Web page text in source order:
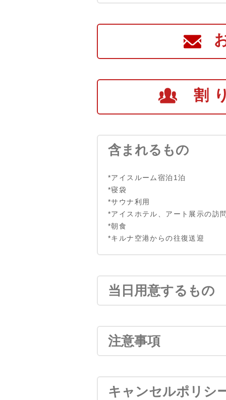
割
含まれるもの
*アイスルーム宿泊1泊
*寝袋
*サウナ利用
*アイスホテル、アート展示の訪
*朝食
*キルナ空港からの往復送迎
当日用意するもの
注意事項
キャンセルポリシ